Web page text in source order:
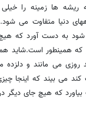
ریشه ها زمینه را
دنیا متفاوت می
شود به دست آورد که
که همینطور است.شاید
روزی می مانند و
می بیند که اینجا
بیاورد که هیچ جای